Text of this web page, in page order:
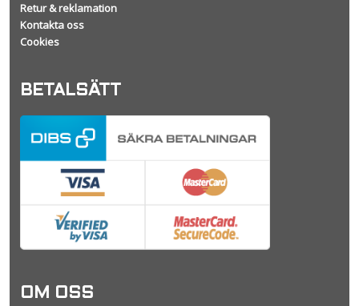
Retur & reklamation
Kontakta oss
Cookies
BETALSÄTT
OM OSS